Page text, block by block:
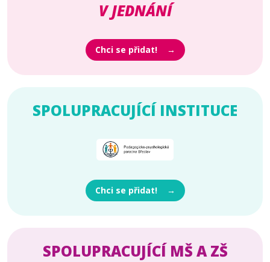
V JEDNÁNÍ
Chci se přidat!
SPOLUPRACUJÍCÍ INSTITUCE
Chci se přidat!
SPOLUPRACUJÍCÍ MŠ A ZŠ